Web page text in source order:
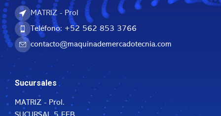
MATRIZ - Prol
Teléfono: +52 562 853 3766
contacto@maquinademercadotecnia.com
Sucursales
MATRIZ - Prol.